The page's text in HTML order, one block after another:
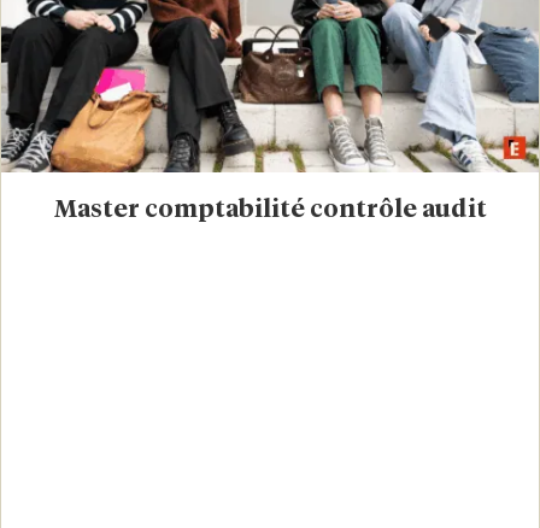
Master comptabilité contrôle audit